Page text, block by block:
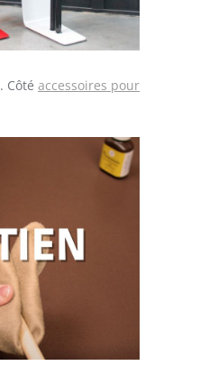
. Côté accessoires pour